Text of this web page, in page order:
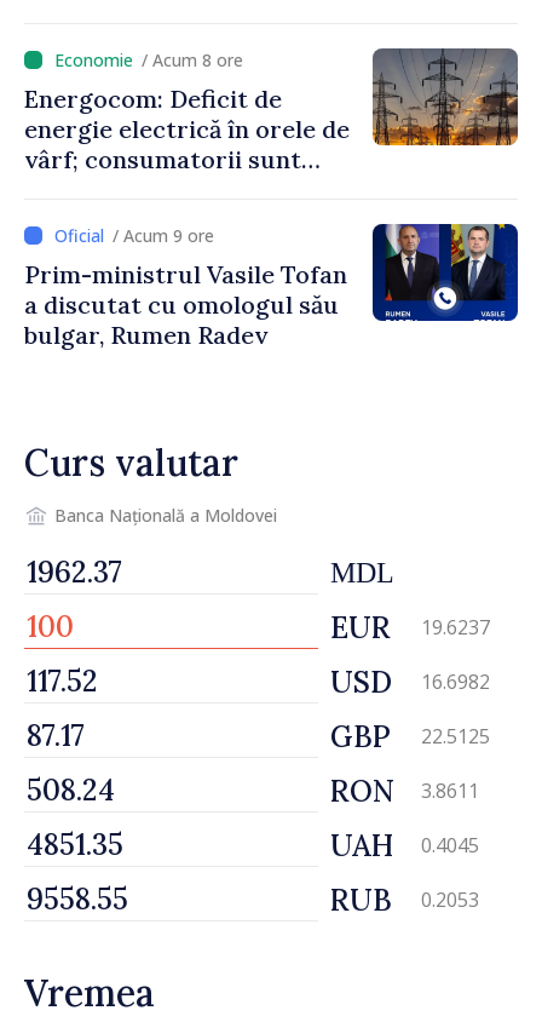
putem menține prețurile la
un nivel mai mic”
/ Acum 8 ore
Energocom: Deficit de
energie electrică în orele de
vârf; consumatorii sunt
/ Acum 9 ore
Prim-ministrul Vasile Tofan
a discutat cu omologul său
bulgar, Rumen Radev
Curs valutar
Banca Națională a Moldovei
MDL
EUR 19.6237
USD 16.6982
GBP 22.5125
RON 3.8611
UAH 0.4045
RUB 0.2053
Vremea